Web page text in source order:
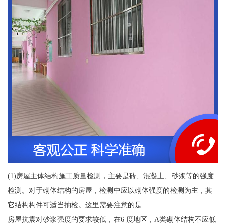
(1)房屋主体结构施工质量检测，主要是砖、混凝土、砂浆等的强度
检测。对于砌体结构的房屋，检测中应以砌体强度的检测为主，其
它结构构件可适当抽检。这里需要注意的是:
房屋抗震对砂浆强度的要求较低，在6 度地区，A类砌体结构不应低